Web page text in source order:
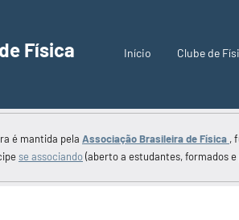
Física Início Clube de
é mantida pela Associação Brasileira de Física ,
se associando(aberto a estudantes, formados